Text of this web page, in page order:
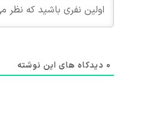
دیدکاه های این نوشته